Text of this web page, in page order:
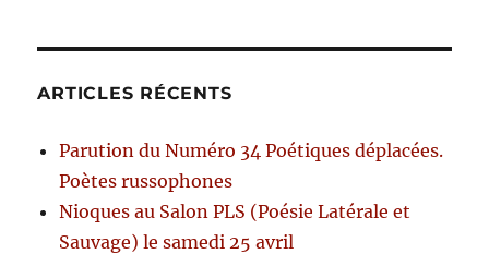
ARTICLES RÉCENTS
Parution du Numéro 34 Poétiques déplacées.
Poètes russophones
Nioques au Salon PLS (Poésie Latérale et
Sauvage) le samedi 25 avril